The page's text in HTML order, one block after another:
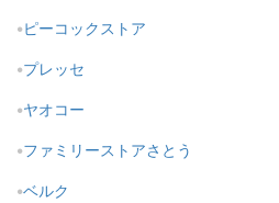
ピーコックストア
プレッセ
ヤオコー
ファミリーストアさとう
ベルク